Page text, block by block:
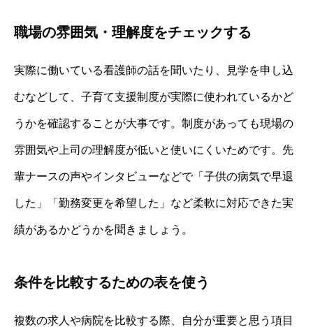
職場の雰囲気・理解度をチェックする
実際に働いている看護師の話を聞いたり、見学を申し込
むなどして、子育て支援制度が実際に使われているかど
うかを確認することが大事です。制度があっても現場の
雰囲気や上司の理解度が低いと使いにくいためです。先
輩ナースの声やインタビューなどで「子供の病気で早退
した」「勤務変更を希望した」など柔軟に対応できた実
績があるかどうかを聞きましょう。
条件を比較するための表を使う
複数の求人や病院を比較する際、自分が重要と思う項目